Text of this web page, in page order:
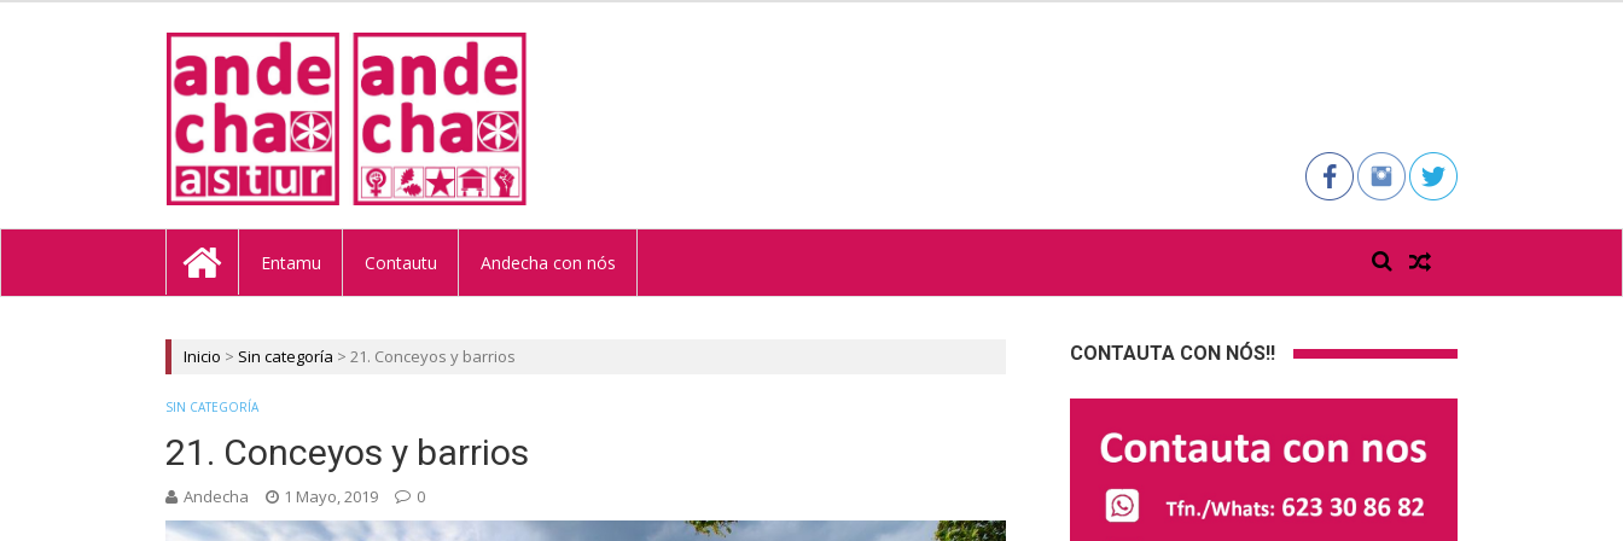
ANDECHA ASTUR
Entamu Contautu Andecha con nós
Inicio > Sin categoría > 21. Conceyos y barrios
SIN CATEGORÍA
21. Conceyos y barrios
Andecha 1 Mayo, 2019 0
CONTAUTA CON NÓS!!